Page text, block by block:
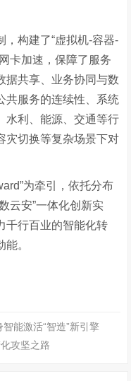
，构建了“虚拟机-容器-
卡加速，保障了服务
据共享、业务协同与数
共服务的连续性、系统
水利、能源、交通等行
灾切换等复杂场景下对
为牵引，依托分布
云安”一体化创新实
千行百业的智能化转
。
能激活“智造”新引擎
攻坚之路